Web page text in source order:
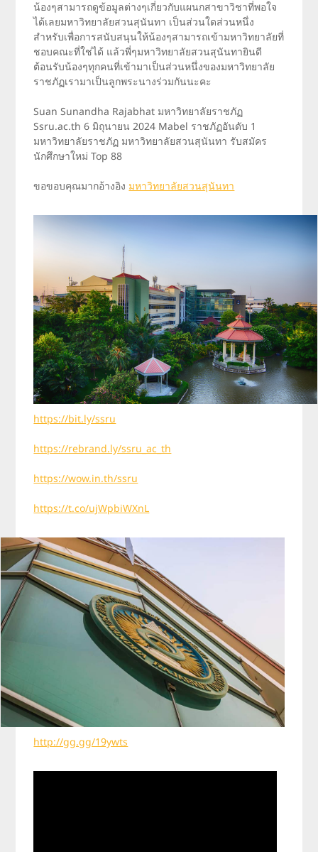
น้องๆสามารถดูข้อมูลต่างๆเกี่ยวกับแผนกสาขาวิชาที่พอใจ
ได้เลยมหาวิทยาลัยสวนสุนันทา เป็นส่วนใดส่วนหนึ่ง
สำหรับเพื่อการสนับสนุนให้น้องๆสามารถเข้ามหาวิทยาลัยที่
ชอบคณะที่ใช่ได้ แล้วพี่ๆมหาวิทยาลัยสวนสุนันทายินดี
ต้อนรับน้องๆทุกคนที่เข้ามาเป็นส่วนหนึ่งของมหาวิทยาลัย
ราชภัฏเรามาเป็นลูกพระนางร่วมกันนะคะ
Suan Sunandha Rajabhat มหาวิทยาลัยราชภัฏ
Ssru.ac.th 6 มิถุนายน 2024 Mabel ราชภัฏอันดับ 1
มหาวิทยาลัยราชภัฏ มหาวิทยาลัยสวนสุนันทา รับสมัคร
นักศึกษาใหม่ Top 88
ขอขอบคุณมากอ้างอิงมหาวิทยาลัยสวนสุนันทา
https://bit.ly/ssru
https://rebrand.ly/ssru_ac_th
https://wow.in.th/ssru
https://t.co/ujWpbiWXnL
http://gg.gg/19ywts